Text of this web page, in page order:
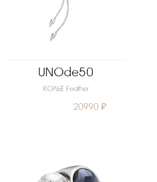
UNOde50
КОЛЬЕ Feather
20990 ₽